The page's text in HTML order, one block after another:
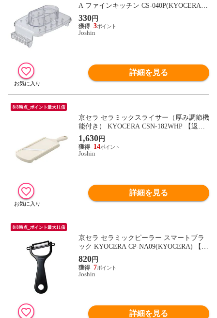
A ファインキッチン CS-040P(KYOCERA)
【返品種別A】
330円
3
Joshin
詳細を見る
8/8時点_ポイント最大11倍
京セラ セラミックスライサー（厚み調節機
能付き） KYOCERA CSN-182WHP 【返品
種別A】
1,630円
14
Joshin
詳細を見る
8/8時点_ポイント最大11倍
京セラ セラミックピーラー スマートブラ
ック KYOCERA CP-NA09(KYOCERA) 【返
品種別A】
820円
7
Joshin
詳細を見る